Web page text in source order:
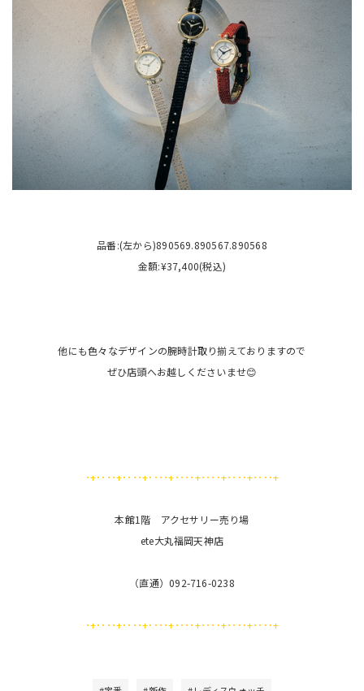
品番:(左から)890569.890567.890568
金額:¥37,400(税込)
他にも色々なデザインの腕時計取り揃えておりますので
ぜひ店頭へお越しくださいませ😊
･+････+････+････+････+････+････+････+
本館1階 アクセサリー売り場
ete大丸福岡天神店
（直通）092-716-0238
･+････+････+････+････+････+････+････+